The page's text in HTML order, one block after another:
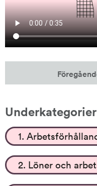
Underkategorier
1.
2. Löner och